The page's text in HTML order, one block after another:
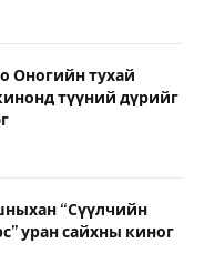
Оногийн тухай
түүний дүрийг
“Сүүлчийн
уран сайхны киног